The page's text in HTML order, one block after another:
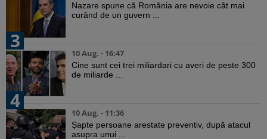
Nazare spune că România are nevoie cât mai
curând de un guvern ...
3
10 Aug. - 16:47
Cine sunt cei trei miliardari cu averi de peste 300
de miliarde ...
4
10 Aug. - 11:36
Șapte persoane arestate preventiv, după atacul
asupra unui ...